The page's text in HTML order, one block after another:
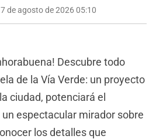
7 de agosto de 2026 05:10
Descubre todo
de la Vía Verde: un proyecto
ciudad, potenciará el
espectacular mirador sobre
los detalles que